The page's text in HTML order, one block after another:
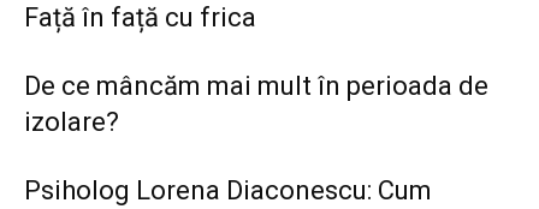
Față în față cu frica
De ce mâncăm mai mult în perioada de
izolare?
Psiholog Lorena Diaconescu: Cum